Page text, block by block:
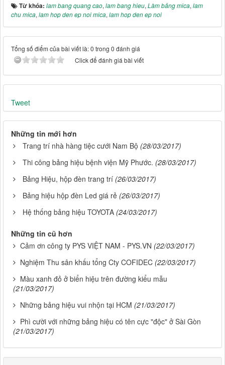
Từ khóa: lam bang quang cao, lam bang hieu, Làm bảng mica, lam
chu mica, lam hop den ep noi mica, lam hop den ep noi
Tổng số điểm của bài viết là: 0 trong 0 đánh giá
Click để đánh giá bài viết
Tweet
Những tin mới hơn
Trang trí nhà hàng tiệc cưới Nam Bộ (28/03/2017)
Thi công bảng hiệu bệnh viện Mỹ Phước. (28/03/2017)
Bảng Hiệu, hộp đèn trang trí (26/03/2017)
Bảng hiệu hộp đèn Led giá rẻ (26/03/2017)
Hệ thống bảng hiệu TOYOTA (24/03/2017)
Những tin cũ hơn
Cảm ơn công ty PYS VIỆT NAM - PYS.VN (22/03/2017)
Nghiệm Thu sân khấu tổng Cty COFIDEC (22/03/2017)
Màu xanh đỏ ở biển hiệu trên đường kiểu mẫu
(21/03/2017)
Những bảng hiệu vui nhộn tại HCM (21/03/2017)
Phì cười với những bảng hiệu có tên cực "độc" ở Sài Gòn
(21/03/2017)